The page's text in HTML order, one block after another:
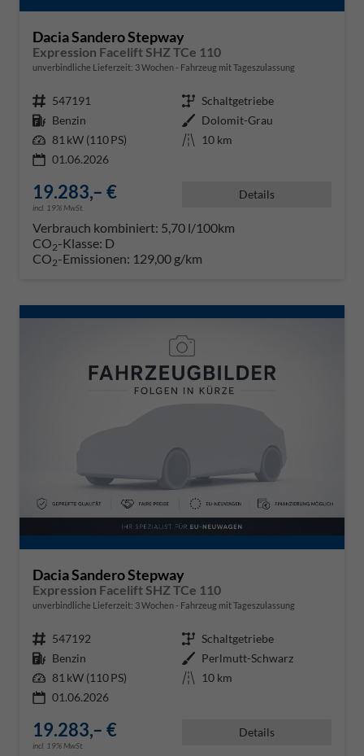
Dacia Sandero Stepway
Expression Facelift SHZ TCe 110
unverbindliche Lieferzeit: 3 Wochen Fahrzeug mit Tageszulassung
Fahrzeugnr. 547191 Getriebe Schaltgetriebe
Kraftstoff Benzin Außenfarbe Dolomit-Grau
Leistung 81 kW (110 PS) Kilometerstand 10 km
01.06.2026
19.283,– €
incl. 19% MwSt.
Details
Verbrauch kombiniert: 5,70 l/100km
CO2-Klasse: D
CO2-Emissionen: 129,00 g/km
Dacia Sandero Stepway
Expression Facelift SHZ TCe 110
unverbindliche Lieferzeit: 3 Wochen Fahrzeug mit Tageszulassung
Fahrzeugnr. 547192 Getriebe Schaltgetriebe
Kraftstoff Benzin Außenfarbe Perlmutt-Schwarz
Leistung 81 kW (110 PS) Kilometerstand 10 km
01.06.2026
19.283,– €
incl. 19% MwSt.
Details